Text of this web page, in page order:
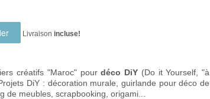
Livraison incluse!
créatifs "Maroc" pourdéco DiY (Do it Yourself, "à
DiY : décoration murale,
guirlande pour déco de
de meubles, scrapbooking, origami...